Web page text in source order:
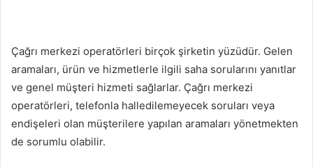
Çağrı merkezi operatörleri birçok şirketin yüzüdür. Gelen
aramaları, ürün ve hizmetlerle ilgili saha sorularını yanıtlar
ve genel müşteri hizmeti sağlarlar. Çağrı merkezi
operatörleri, telefonla halledilemeyecek soruları veya
endişeleri olan müşterilere yapılan aramaları yönetmekten
de sorumlu olabilir.